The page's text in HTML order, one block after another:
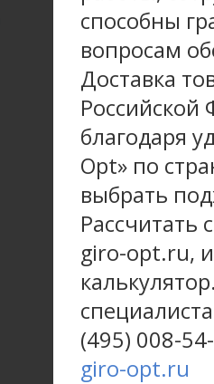
способны
вопросам
Доставка
благодаря
Opt» по
выбрать
Рассчитать
giro-opt.ru,
(495) 008-
giro-opt.ru